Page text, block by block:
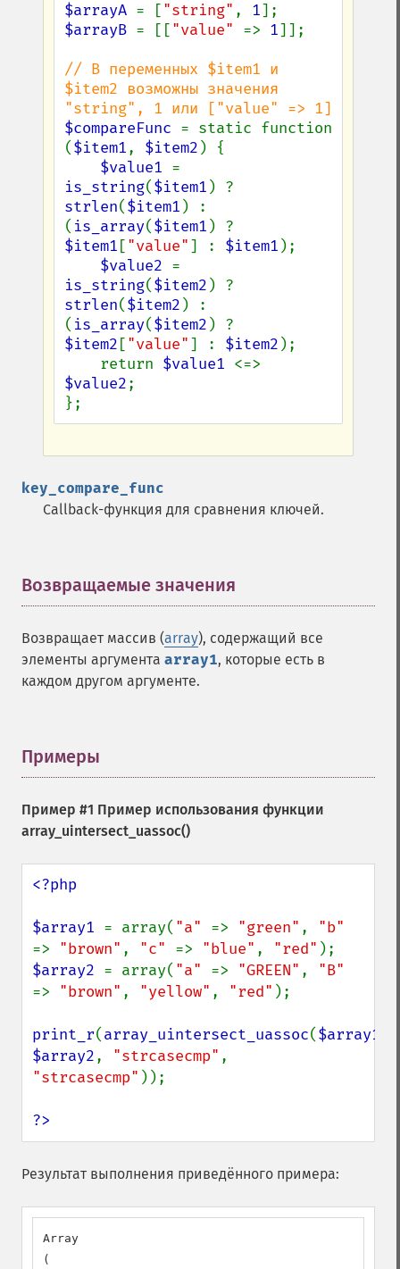
$arrayA = ["string" , 1
$arrayB = [["value" => 1]];
// В переменных $item1 и
$item2 возможны значения
$compareFunc = static function
($item1, $item2 ) {
$value1
is_string($item1
strlen($item1 ) :
( is_array($item1
$item1 ["value"] : $item1 );
$value2
is_string($item2
strlen($item2 ) :
( is_array($item2
$item2 ["value"] : $item2 );
    return
$value1
$value2;
};
key_compare_func
Callback-функция для сравнения ключей.
Возвращаемые значения
Возвращает массив (array), содержащий все
элементы аргумента array1, которые есть в
каждом другом аргументе.
Примеры
Пример #1 Пример использования функции
array_uintersect_uassoc()
<?php
$array1 = array( "a" => "green" ,
=> "brown" , "c" => "blue" , "red"
$array2 = array( "a" => "GREEN" ,
=> "brown" , "yellow" , "red" );
print_r(array_uintersect_uassoc($array1
$array2, "strcasecmp"
"strcasecmp" ));
?>
Результат выполнения приведённого примера:
Array
(